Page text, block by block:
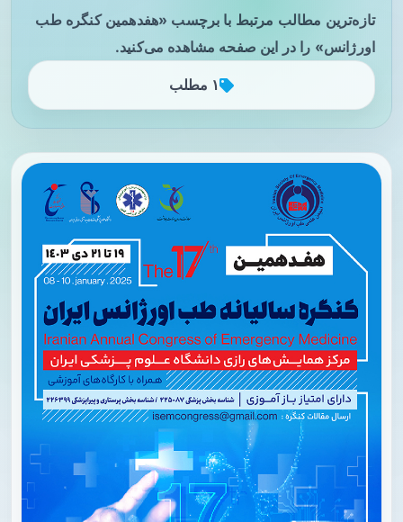
تازه‌ترین مطالب مرتبط با برچسب «هفدهمین کنگره طب
اورژانس» را در این صفحه مشاهده می‌کنید.
۱ مطلب